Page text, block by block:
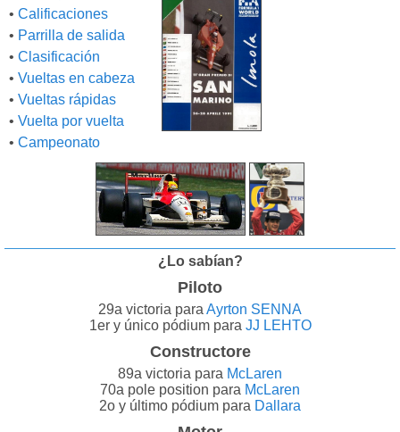
• Calificaciones
• Parrilla de salida
• Clasificación
• Vueltas en cabeza
• Vueltas rápidas
• Vuelta por vuelta
• Campeonato
¿Lo sabían?
Piloto
29a victoria para Ayrton SENNA
1er y único pódium para JJ LEHTO
Constructore
89a victoria para McLaren
70a pole position para McLaren
2o y último pódium para Dallara